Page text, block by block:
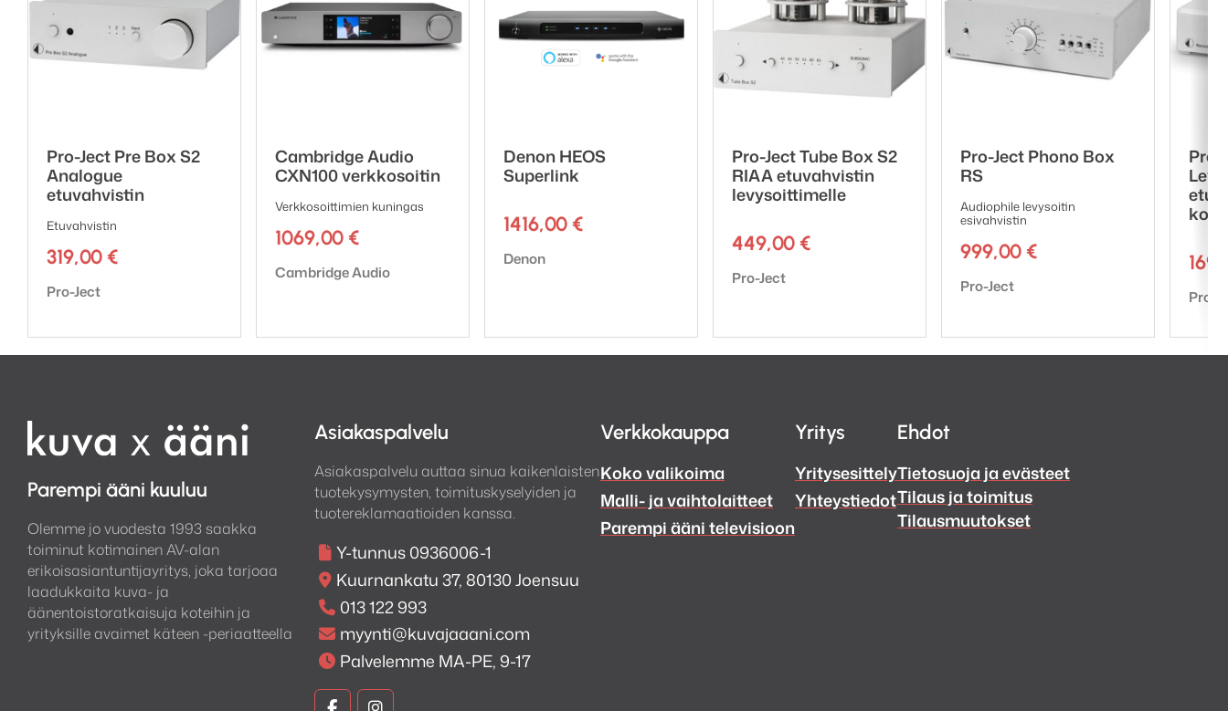
Pro-Ject Pre Box S2
Analogue
etuvahvistin
Etuvahvistin
319,00 €
Tuotemerkki:
Pro-Ject
Cambridge Audio
CXN100 verkkosoitin
Verkkosoittimien kuningas
1069,00 €
Tuotemerkki:
Cambridge Audio
Denon HEOS
Superlink
1416,00 €
Tuotemerkki:
Denon
Pro-Ject Tube Box S2
RIAA etuvahvistin
levysoittimelle
449,00 €
Tuotemerkki:
Pro-Ject
Pro-Ject Phono Box
RS
Audiophile levysoitin
esivahvistin
999,00 €
Tuotemerkki:
Pro-Ject
Pro-
Pro-
Parempi ääni kuuluu
Olemme jo vuodesta 1993 saakka
toiminut kotimainen AV-alan
erikoisasiantuntijayritys, joka tarjoaa
laadukkaita kuva- ja
äänentoistoratkaisuja koteihin ja
yrityksille avaimet käteen -periaatteella
Asiakaspalvelu
Asiakaspalvelu auttaa sinua kaikenlaisten
tuotekysymysten, toimituskyselyiden ja
tuotereklamaatioiden kanssa.
Y-tunnus 0936006-1
Kuurnankatu 37, 80130 Joensuu
013 122 993
myynti@kuvajaaani.com
Palvelemme MA-PE, 9-17
KuvaKuva
Verkkokauppa
Koko valikoima
Malli- ja vaihtolaitteet
Parempi ääni televisioon
Yritys
Yritysesittely
Yhteystiedot
Ehdot
Tietosuoja ja evästeet
Tilaus ja toimitus
Tilausmuutokset